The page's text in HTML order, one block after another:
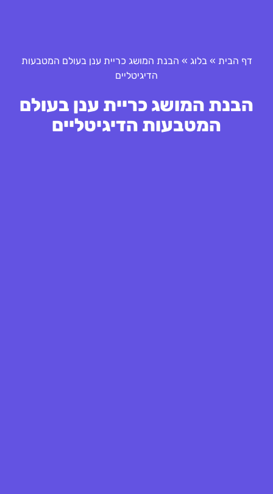
דף הבית »בלוג » הבנת המושג כריית ענן בעולם המטבעות
הדיגיטליים
הבנת המושג כריית ענן בעולם
המטבעות הדיגיטליים